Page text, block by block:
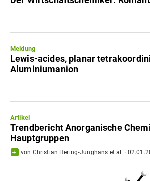
Meldung
Lewis-acides, planar
Aluminiumanion
Artikel
Trendbericht Anorganische
Hauptgruppen
von Christian Hering‐Junghans et al. ·